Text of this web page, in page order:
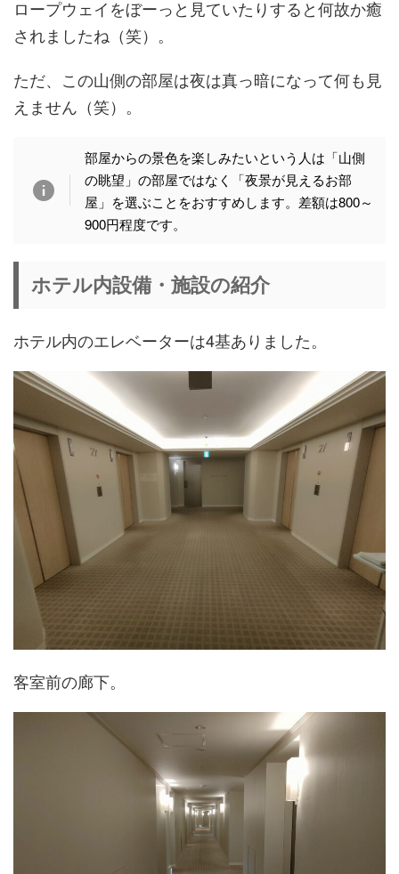
ロープウェイをぼーっと見ていたりすると何故か癒
されましたね（笑）。
ただ、この山側の部屋は夜は真っ暗になって何も見
えません（笑）。
部屋からの景色を楽しみたいという人は「山側
の眺望」の部屋ではなく「夜景が見えるお部
屋」を選ぶことをおすすめします。差額は800～
900円程度です。
ホテル内設備・施設の紹介
ホテル内のエレベーターは4基ありました。
客室前の廊下。